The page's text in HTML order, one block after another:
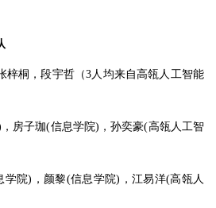
梓桐，段宇哲（3人均来自高瓴人工智能
房子珈(信息学院)，孙奕豪(高瓴人工智
学院)，颜黎(信息学院)，江易洋(高瓴人